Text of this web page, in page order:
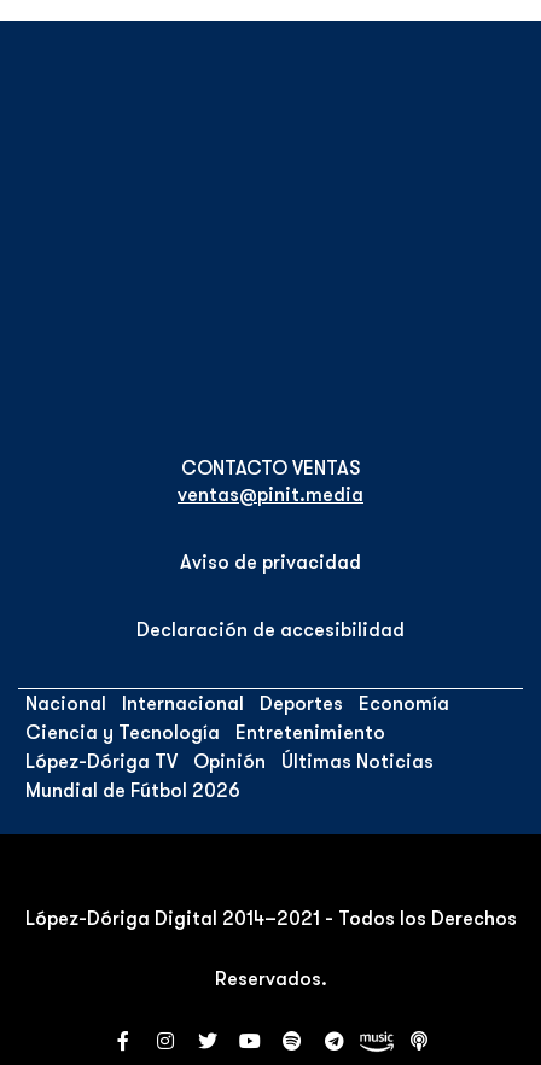
ventas@pinit.media
Aviso de privacidad
Declaración de accesibilidad
Nacional Internacional Deportes
Economía
Ciencia y Tecnología
Entretenimiento
López-Dóriga TV
Opinión
Últimas Noticias
Mundial de Fútbol 2026
López-Dóriga Digital 2014–2021 - Todos los Derechos
Reservados.